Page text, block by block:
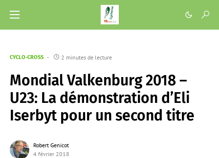
CYCLO-CROSS 2 minutes de lecture
Mondial Valkenburg 2018 –
U23: La démonstration d’Eli
Iserbyt pour un second titre
Robert Genicot
4 février 2018